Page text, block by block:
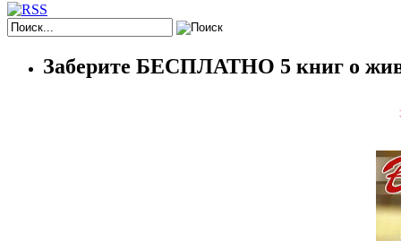
Заберите БЕСПЛАТНО 5 книг о